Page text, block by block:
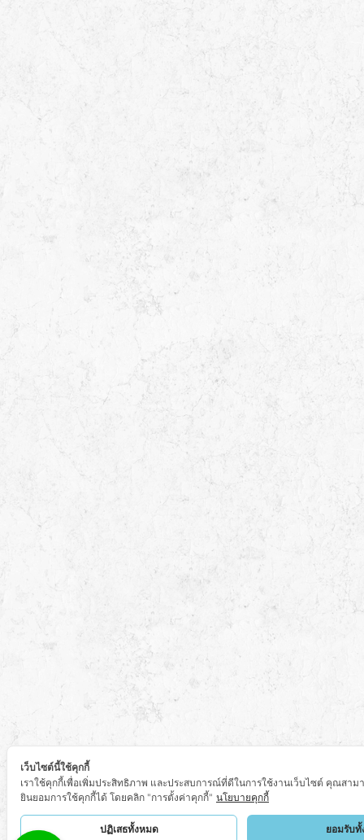
เว็บไซต์นี้ใช้คุกกี้
เราใช้คุกกี้เพื่อเพิ่มประสิทธิภาพ และประสบการณ์ที่ดีในการใช้งานเว็บไซต์ คุณสาม
ยินยอมการใช้คุกกี้ได้ โดยคลิก "การตั้งค่าคุกกี้" นโยบายคุกกี้
ปฏิเสธทั้งหมด ยอมรับ